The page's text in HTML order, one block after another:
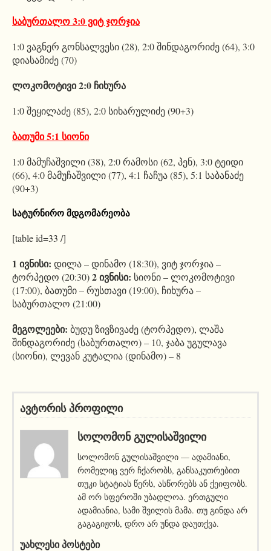
საბურთალო 3:0 ვიტ ჯორჯია
1:0 ვაგნერ გონსალვესი (28), 2:0 შინდაგორიძე (64), 3:0
დიასამიძე (70)
ლოკომოტივი 2:0 ჩიხურა
1:0 შეყილაძე (85), 2:0 სიხარულიძე (90+3)
ბათუმი 5:1 სიონი
1:0 მამუჩაშვილი (38), 2:0 რამოსი (62, პენ), 3:0 ტეიდი
(66), 4:0 მამუჩაშვილი (77), 4:1 ჩაჩუა (85), 5:1 საბანაძე
(90+3)
სატურნირო მდგომარეობა
[table id=33 /]
1 ივნისი: დილა – დინამო (18:30), ვიტ ჯორჯია –
ტორპედო (20:30)2 ივნისი: სიონი – ლოკომოტივი
(17:00), ბათუმი – რუსთავი (19:00), ჩიხურა –
საბურთალო (21:00)
მეგოლეები: ბუდუ ზივზივაძე (ტორპედო), ლაშა
შინდაგორიძე (საბურთალო) – 10, ჯაბა უგულავა
(სიონი), ლევან კუტალია (დინამო) – 8
ავტორის პროფილი
ᲡᲝᲚᲝᲛᲝᲜ ᲒᲣᲚᲘᲡᲐᲨᲕᲘᲚᲘ
სოლომონ გულისაშვილი — ადამიანი,
რომელიც ვერ ჩქარობს, განსაკუთრებით
თუკი სტატიას წერს, ასწორებს ან ქეიფობს.
ამ ორ სფეროში უბადლოა. ერთგული
ადამიანია, სამი შვილის მამა. თუ გინდა არ
გაგაგიჟოს, დრო არ უნდა დაუთქვა.
ᲣᲐᲮᲚᲔᲡᲘ ᲞᲝᲡᲢᲔᲑᲘ